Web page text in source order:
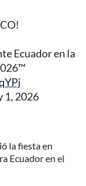
Ecuador en la
1, 2026
la fiesta en
Ecuador en el